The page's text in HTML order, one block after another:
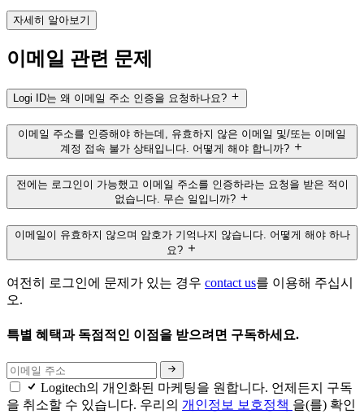
자세히 알아보기
이메일 관련 문제
Logi ID는 왜 이메일 주소 인증을 요청하나요?
이메일 주소를 인증해야 하는데, 유효하지 않은 이메일 및/또는 이메일
계정 접속 불가 상태입니다. 어떻게 해야 합니까?
전에는 로그인이 가능했고 이메일 주소를 인증하라는 요청을 받은 적이
없습니다. 무슨 일입니까?
이메일이 유효하지 않으며 암호가 기억나지 않습니다. 어떻게 해야 하나
요?
여전히 로그인에 문제가 있는 경우 contact us를 이용해 주십시
오.
특별 혜택과 독점적인 이점을 받으려면 구독하세요.
Logitech의 개인화된 마케팅을 원합니다. 언제든지 구독
을 취소할 수 있습니다. 우리의 개인정보 보호정책 을(를) 확인